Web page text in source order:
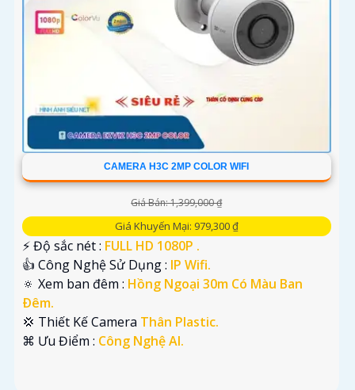
CAMERA H3C 2MP COLOR WIFI
Giá Bán: 1,399,000 ₫
Giá Khuyến Mại: 979,300 ₫
️⚡ Độ sắc nét : FULL HD 1080P .
👍 Công Nghệ Sử Dụng : IP Wifi.
🔅 Xem ban đêm : Hồng Ngoại 30m Có Màu Ban
Ðêm.
💢 Thiết Kế Camera Thân Plastic.
️⌘ Ưu Điểm : Công Nghệ AI.